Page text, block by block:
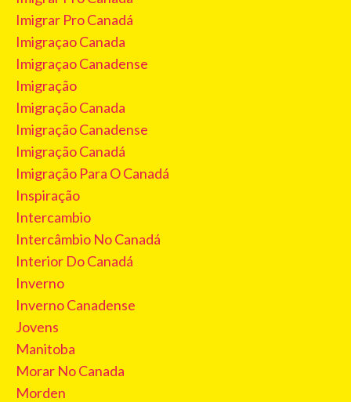
Imigrar Pro Canadá
Imigraçao Canada
Imigraçao Canadense
Imigração
Imigração Canada
Imigração Canadense
Imigração Canadá
Imigração Para O Canadá
Inspiração
Intercambio
Intercâmbio No Canadá
Interior Do Canadá
Inverno
Inverno Canadense
Jovens
Manitoba
Morar No Canada
Morden